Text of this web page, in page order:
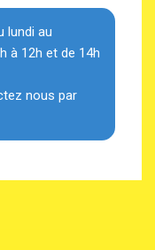
lundi au
à 12h et de 14h
nous par